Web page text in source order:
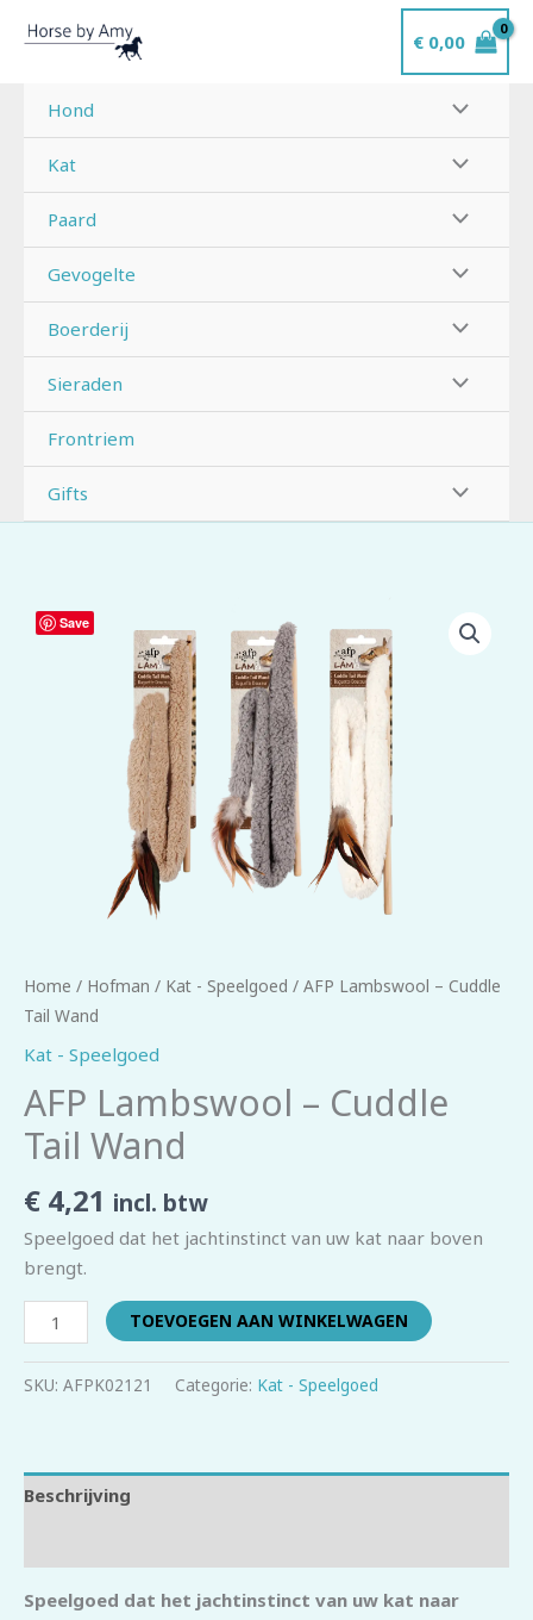
naar
inhoud
€0,00
Hond
Kat
Paard
Gevogelte
Boerderij
Sieraden
Frontriem
Gifts
Save
Home / Hofman / Kat - Speelgoed / AFP Lambswool – Cuddle
Tail Wand
Kat - Speelgoed
AFP Lambswool – Cuddle
Tail Wand
€ 4,21 incl. btw
Speelgoed dat het jachtinstinct van uw kat naar boven
brengt.
AFP
Lambswool
TOEVOEGEN AAN WINKELWAGEN
SKU: AFPK02121 Categorie: Kat - Speelgoed
Beschrijving
Speelgoed dat het jachtinstinct van uw kat naar